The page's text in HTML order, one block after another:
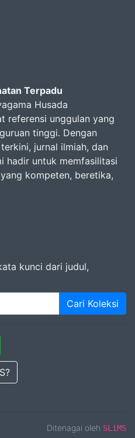
Terpadu
Husada
referensi unggulan yang
tinggi. Dengan
jurnal ilmiah, dan
hadir untuk memfasilitasi
kompeten, beretika,
kunci dari judul,
Cari Koleksi
Ditenagai oleh SLiMS